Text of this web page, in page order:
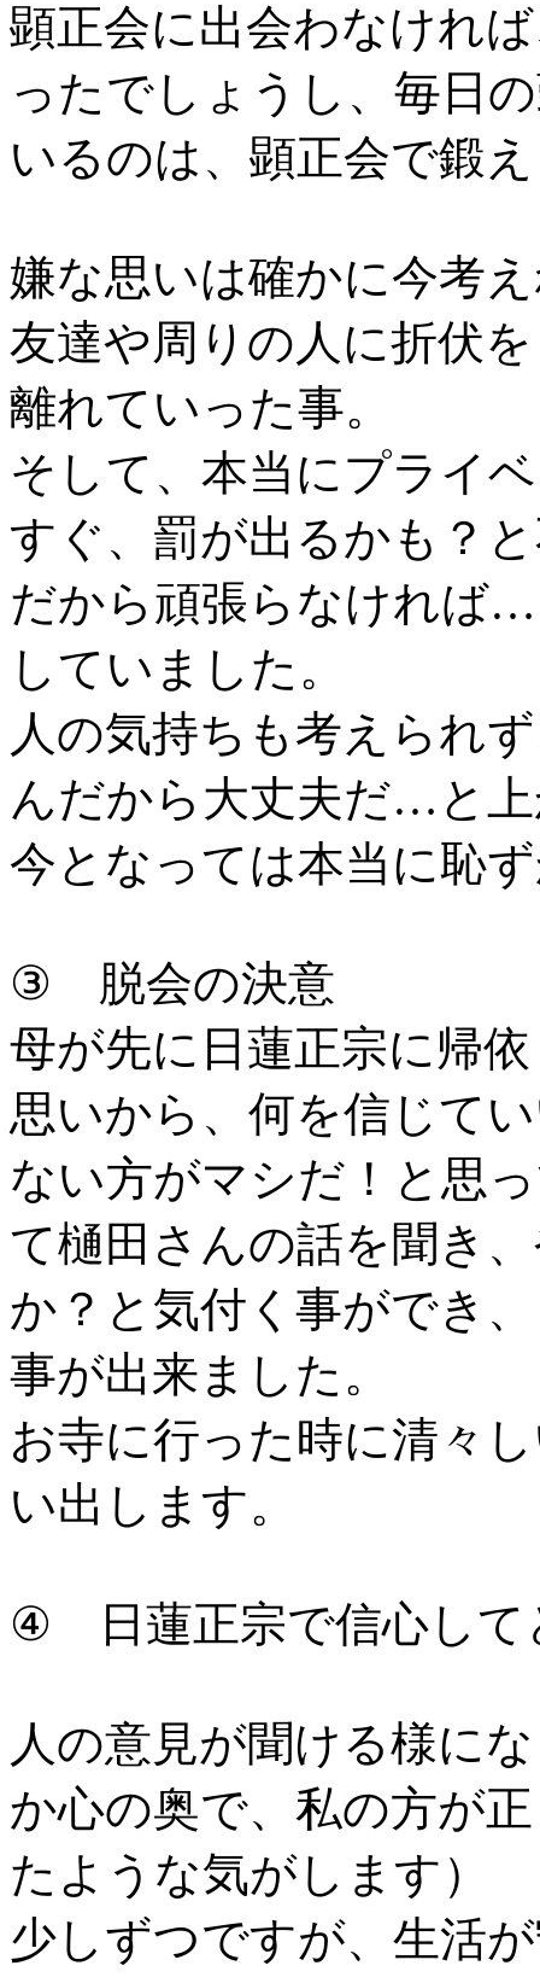
顕正会に出会わなけれ
ったでしょうし、毎日
いるのは、顕正会で鍛
嫌な思いは確かに今考
友達や周りの人に折伏
離れていった事。
そして、本当にプライ
すぐ、罰が出るかも？
だから頑張らなければ
していました。
人の気持ちも考えられ
んだから大丈夫だ…と
今となっては本当に恥
③ 脱会の決意
母が先に日蓮正宗に帰
思いから、何を信じて
ない方がマシだ！と思
て樋田さんの話を聞き
か？と気付く事ができ
事が出来ました。
お寺に行った時に清々
い出します。
④ 日蓮正宗で信心して
人の意見が聞ける様に
か心の奥で、私の方が
たような気がします）
少しずつですが、生活